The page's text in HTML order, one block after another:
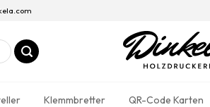
Klemmbretter QR-Code Karten